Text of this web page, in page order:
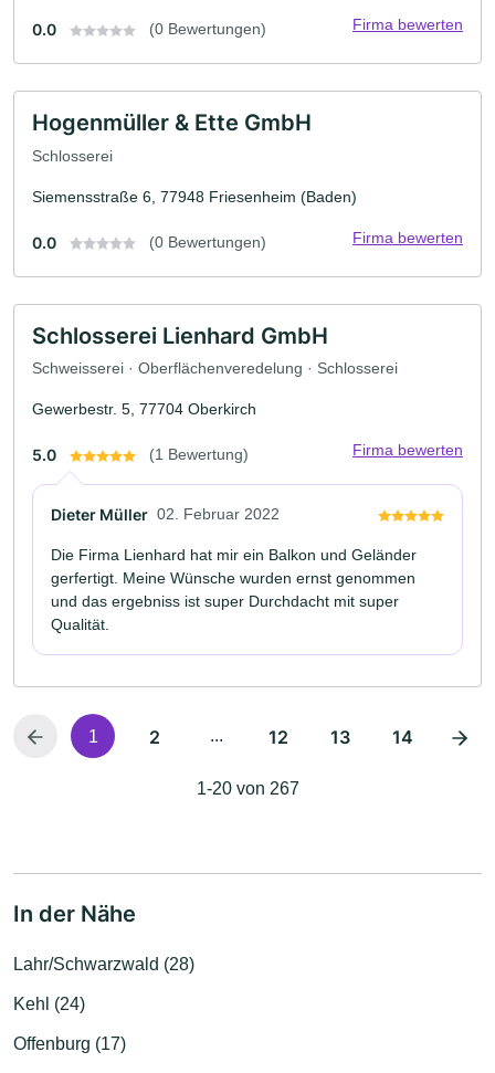
0.0 (0 Bewertungen) Firma bewerten
Hogenmüller & Ette GmbH
Schlosserei
Siemensstraße 6, 77948 Friesenheim (Baden)
0.0 (0 Bewertungen) Firma bewerten
Schlosserei Lienhard GmbH
Schweisserei · Oberflächenveredelung · Schlosserei
Gewerbestr. 5, 77704 Oberkirch
5.0 (1 Bewertung) Firma bewerten
Dieter Müller 02. Februar 2022
Die Firma Lienhard hat mir ein Balkon und Geländer
gerfertigt. Meine Wünsche wurden ernst genommen
und das ergebniss ist super Durchdacht mit super
Qualität.
1 2 ... 12 13 14
1-20 von 267
In der Nähe
Lahr/Schwarzwald (28)
Kehl (24)
Offenburg (17)